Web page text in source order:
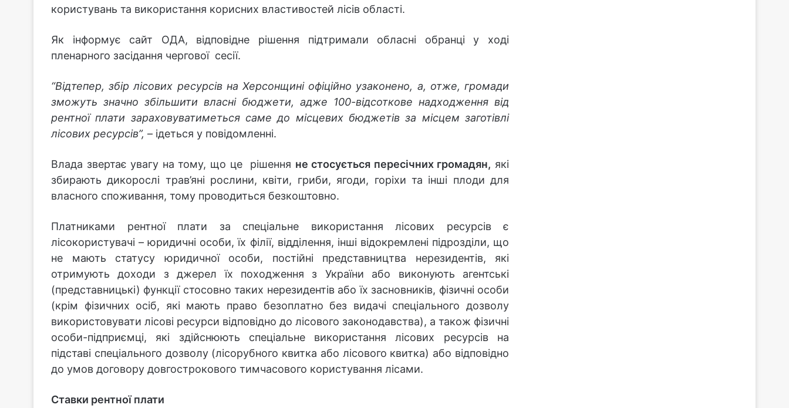
користувань та використання корисних властивостей лісів області.
Як інформує сайт ОДА, відповідне рішення підтримали обласні обранці у ході
пленарного засідання чергової сесії.
“Відтепер, збір лісових ресурсів на Херсонщині офіційно узаконено, а, отже, громади
зможуть значно збільшити власні бюджети, адже 100-відсоткове надходження від
рентної плати зараховуватиметься саме до місцевих бюджетів за місцем заготівлі
лісових ресурсів”, – ідеться у повідомленні.
Влада звертає увагу на тому, що це рішення не стосується пересічних громадян, які
збирають дикорослі трав’яні рослини, квіти, гриби, ягоди, горіхи та інші плоди для
власного споживання, тому проводиться безкоштовно.
Платниками рентної плати за спеціальне використання лісових ресурсів є
лісокористувачі – юридичні особи, їх філії, відділення, інші відокремлені підрозділи, що
не мають статусу юридичної особи, постійні представництва нерезидентів, які
отримують доходи з джерел їх походження з України або виконують агентські
(представницькі) функції стосовно таких нерезидентів або їх засновників, фізичні особи
(крім фізичних осіб, які мають право безоплатно без видачі спеціального дозволу
використовувати лісові ресурси відповідно до лісового законодавства), а також фізичні
особи-підприємці, які здійснюють спеціальне використання лісових ресурсів на
підставі спеціального дозволу (лісорубного квитка або лісового квитка) або відповідно
до умов договору довгострокового тимчасового користування лісами.
Ставки рентної плати